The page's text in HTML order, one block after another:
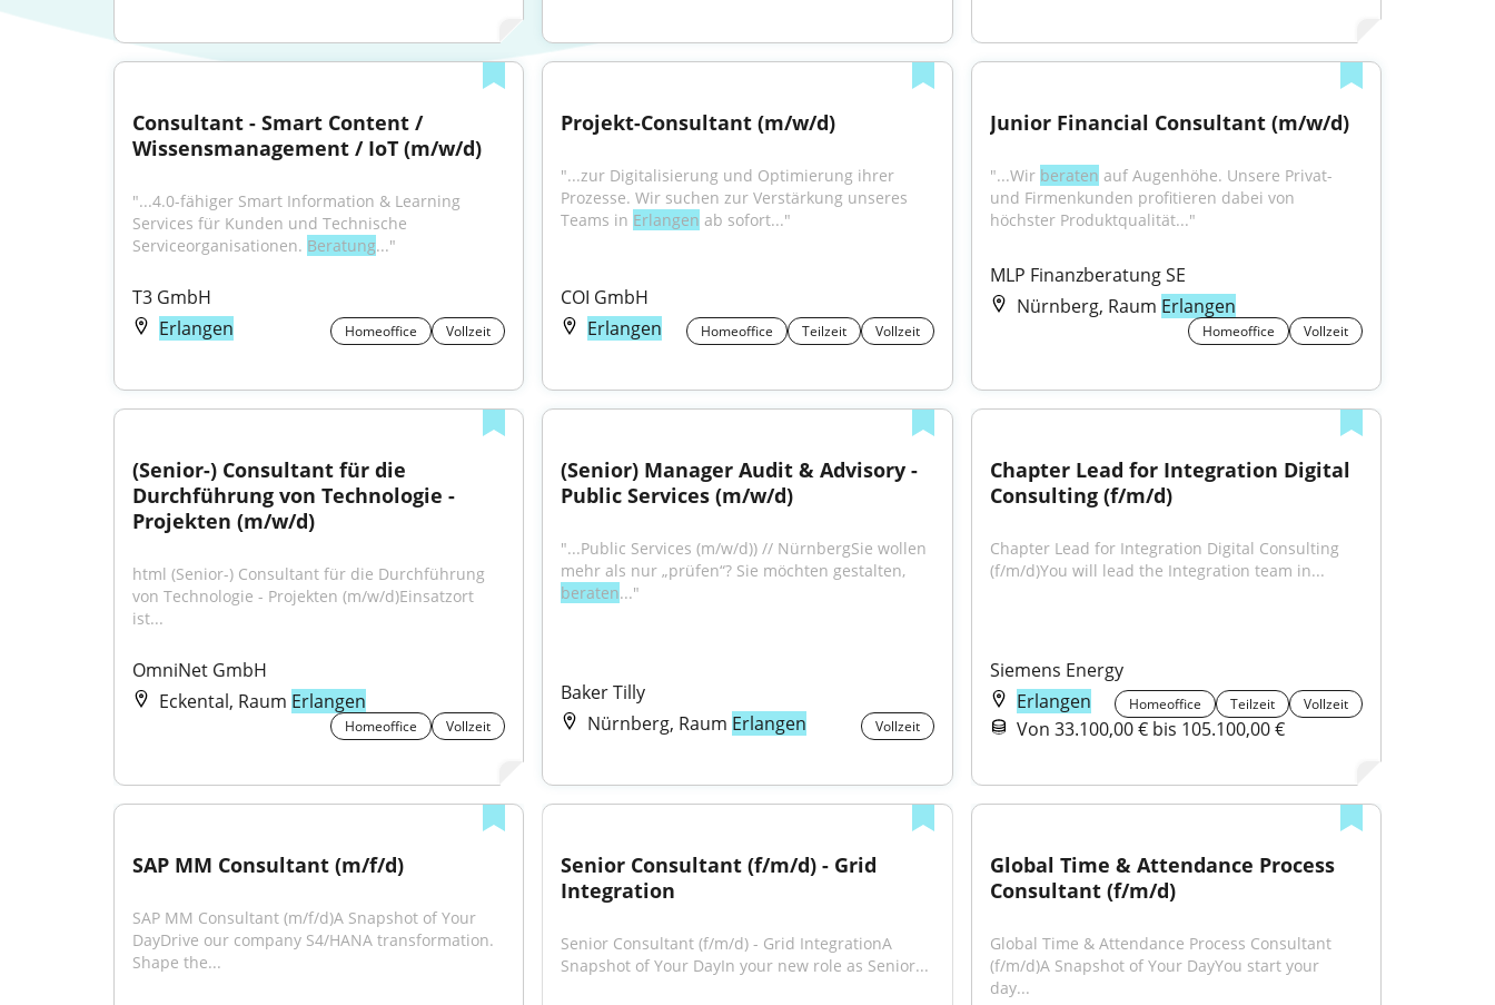
Consultant - Smart Content /
Wissensmanagement / IoT (m/w/d)
"...4.0-fähiger Smart Information & Learning
Services für Kunden und Technische
Serviceorganisationen. Beratung..."
T3 GmbH
Erlangen
Homeoffice Vollzeit
Projekt-Consultant (m/w/d)
"...zur Digitalisierung und Optimierung ihrer
Prozesse. Wir suchen zur Verstärkung unseres
Teams in Erlangen ab sofort..."
COI GmbH
Erlangen
Homeoffice Teilzeit Vollzeit
Junior Financial Consultant (m/w/d)
"...Wir beraten auf Augenhöhe. Unsere Privat-
und Firmenkunden profitieren dabei von
höchster Produktqualität..."
MLP Finanzberatung SE
Nürnberg, Raum Erlangen
Homeoffice Vollzeit
(Senior-) Consultant für die
Durchführung von Technologie -
Projekten (m/w/d)
html (Senior-) Consultant für die Durchführung
von Technologie - Projekten (m/w/d)Einsatzort
ist...
OmniNet GmbH
Eckental, Raum Erlangen
Homeoffice Vollzeit
(Senior) Manager Audit & Advisory -
Public Services (m/w/d)
"...Public Services (m/w/d)) // NürnbergSie wollen
beraten..."
Baker Tilly
Nürnberg, Raum Erlangen Vollzeit
Chapter Lead for Integration Digital
Consulting (f/m/d)
Chapter Lead for Integration Digital Consulting
(f/m/d)You will lead the Integration team in...
Siemens Energy
Erlangen
Homeoffice Teilzeit Vollzeit
Von 33.100,00 € bis 105.100,00 €
SAP MM Consultant (m/f/d)
SAP MM Consultant (m/f/d)A Snapshot of Your
DayDrive our company S4/HANA transformation.
Shape the...
Senior Consultant (f/m/d) - Grid
Integration
Senior Consultant (f/m/d) - Grid IntegrationA
Snapshot of Your DayIn your new role as Senior...
Global Time & Attendance Process
Consultant (f/m/d)
Global Time & Attendance Process Consultant
(f/m/d)A Snapshot of Your DayYou start your
day...